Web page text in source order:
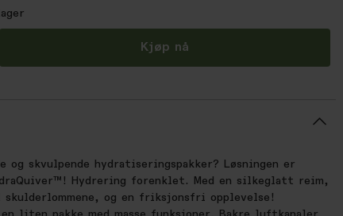
Kjøp nå
og skvulpende hydratiseringspakker? Løsningen er
Hydrering forenklet. Med en silkeglatt reim,
og en friksjonsfri opplevelse!